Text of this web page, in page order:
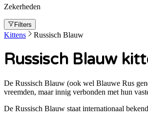
Zekerheden
Filters
Kittens Russisch Blauw
Russisch Blauw
De Russisch Blauw (ook wel Blauwe Rus
vreemden, maar innig verbonden met hun
De Russisch Blauw staat internationaal